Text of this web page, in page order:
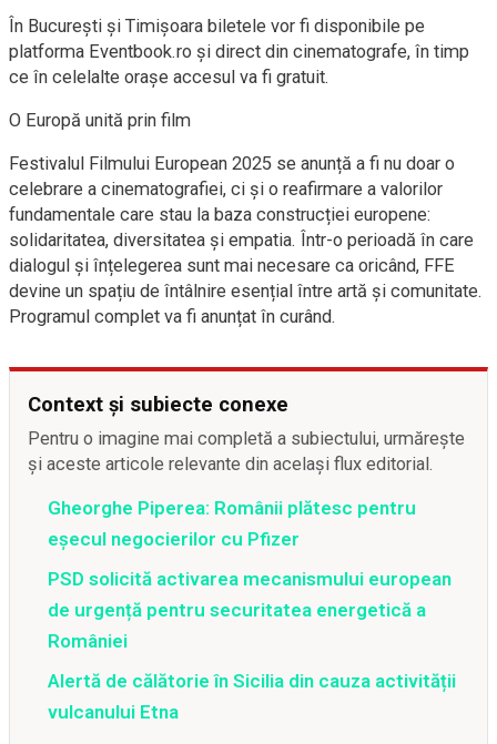
În București și Timișoara biletele vor fi disponibile pe
platforma Eventbook.ro și direct din cinematografe, în timp
ce în celelalte orașe accesul va fi gratuit.
O Europă unită prin film
Festivalul Filmului European 2025 se anunță a fi nu doar o
celebrare a cinematografiei, ci și o reafirmare a valorilor
fundamentale care stau la baza construcției europene:
solidaritatea, diversitatea și empatia. Într-o perioadă în care
dialogul și înțelegerea sunt mai necesare ca oricând, FFE
devine un spațiu de întâlnire esențial între artă și comunitate.
Programul complet va fi anunțat în curând.
Context și subiecte conexe
Pentru o imagine mai completă a subiectului, urmărește
și aceste articole relevante din același flux editorial.
Gheorghe Piperea: Românii plătesc pentru
eșecul negocierilor cu Pfizer
PSD solicită activarea mecanismului european
de urgență pentru securitatea energetică a
României
Alertă de călătorie în Sicilia din cauza activității
vulcanului Etna